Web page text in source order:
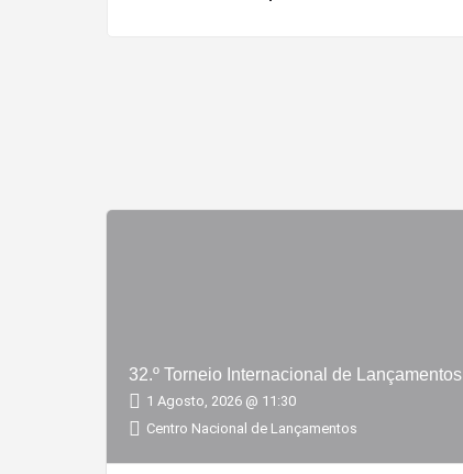
32.º Torneio Internacional de Lançamentos
1 Agosto, 2026 @ 11:30
Centro Nacional de Lançamentos